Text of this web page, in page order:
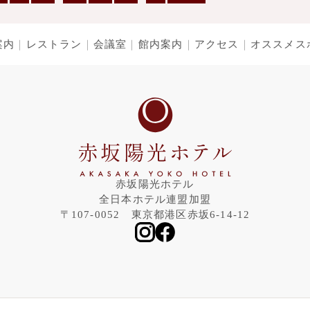
内 レストラン 会議室 館内案内 アクセス オススメス
赤坂陽光ホテル
全日本ホテル連盟加盟
〒107-0052 東京都港区赤坂6-14-12